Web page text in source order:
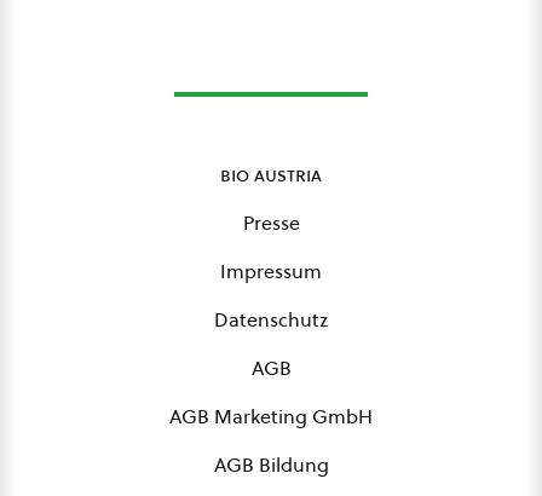
bio austria
Presse
Impressum
Datenschutz
AGB
AGB Marketing GmbH
AGB Bildung